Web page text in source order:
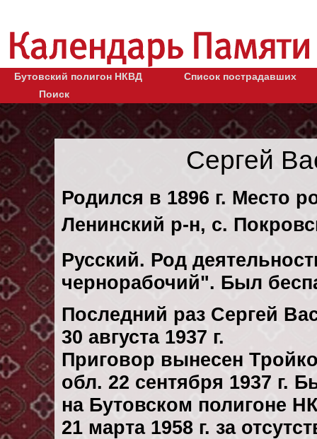
Бутовский полигон НКВД
Список пострадавших
Поиск
Сергей
Родился в 1896 г. Место
Ленинский р-н, с.
Русский. Род
чернорабочий". Был
Последний раз Сергей
30 августа 1937 г.
Приговор вынесен
обл. 22 сентября 1937 г.
на Бутовском полигоне
21 марта 1958 г. за